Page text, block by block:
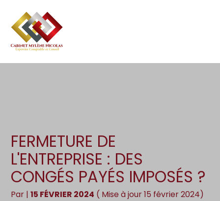
Aller
au
contenu
Création d’entreprise
Gestion au quotidien
Gestion
Compta
FERMETURE DE
L'ENTREPRISE : DES
CONGÉS PAYÉS IMPOSÉS ?
Par |15 FÉVRIER 2024 ( Mise à jour 15 février 2024)